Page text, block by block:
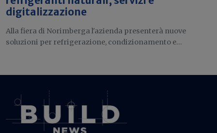
digitalizzazione
Alla fiera di Norimberga l'azienda presenterà nuove
soluzioni per refrigerazione, condizionamento e...